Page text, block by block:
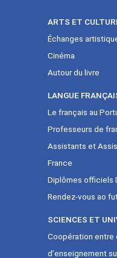
ARTS ET
Échanges
Cinéma
Autour du livre
LANGUE
Le français au
Professeurs de
Assistants et
France
Diplômes officiels
Rendez-vous ao
SCIENCES ET
Coopération entre
d’enseignement